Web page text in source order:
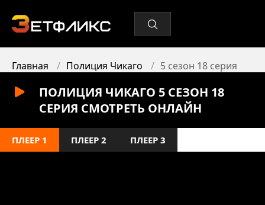
Главная Полиция Чикаго 5 сезон 18 серия
ПОЛИЦИЯ ЧИКАГО 5 СЕЗОН 18
СЕРИЯ СМОТРЕТЬ ОНЛАЙН
ПЛЕЕР 1 ПЛЕЕР 2 ПЛЕЕР 3